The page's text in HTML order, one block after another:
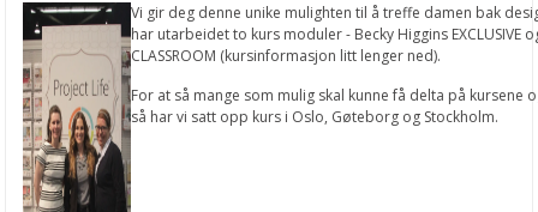
Vi gir deg denne unike mulighten til å treffe damen bak
har utarbeidet to kurs moduler - Becky Higgins EXCLUSIVE
CLASSROOM (kursinformasjon litt lenger ned).
For at så mange som mulig skal kunne få delta på kursene
så har vi satt opp kurs i Oslo, Gøteborg og Stockholm.